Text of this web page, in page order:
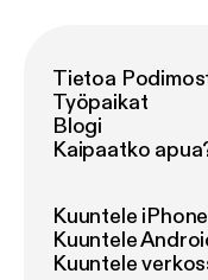
Tietoa
Työpaikat
Blogi
Kaipaatko
Kuuntele
Kuuntele
Kuuntele